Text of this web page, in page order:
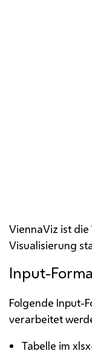
ViennaViz ist
Visualisierung
Input-
Folgende Input-
verarbeitet
Tabelle im